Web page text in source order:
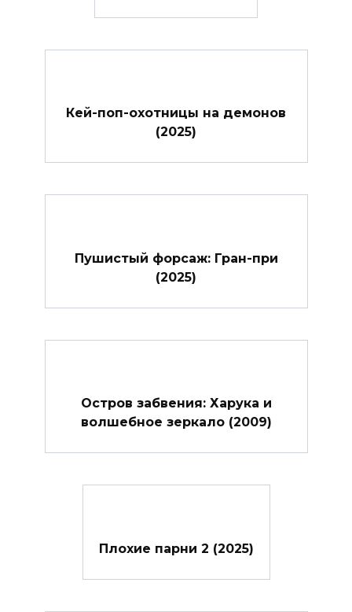
Кей-поп-охотницы на демонов
(2025)
Пушистый форсаж: Гран-при
(2025)
Остров забвения: Харука и
волшебное зеркало (2009)
Плохие парни 2 (2025)